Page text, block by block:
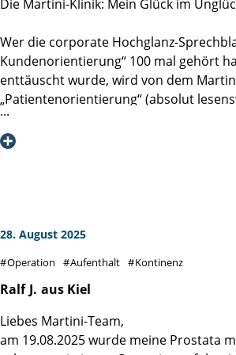
Die Martini-Klinik: Mein Glück im
Wer die corporate Hochglanz-
Kundenorientierung“ 100 mal gehört
enttäuscht wurde, wird von dem
„Patientenorientierung“ (absolut
Lektüre: DAS MARTINI-PRINZIP,
Spezialisierung, Ergebnistransparenz
habe ich - entlang der gesamten
bis Entlassung und als von jedem
Gedanken und die gute
aber erlebt man die durchgehend pro-
28. August 2025
Operation Aufenthalt Kontinenz
Ralf J. aus Kiel
Liebes Martini-Team,
am 19.08.2025 wurde meine Prostata